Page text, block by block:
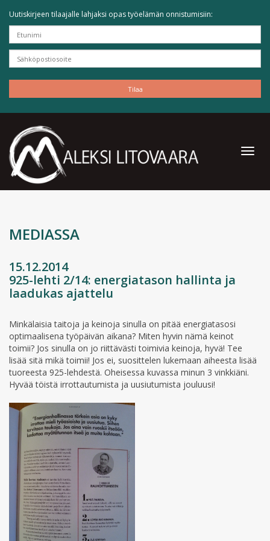
Uutiskirjeen tilaajalle lahjaksi opas työelämän onnistumisiin:
MEDIASSA
15.12.2014
925-lehti 2/14: energiatason hallinta ja
laadukas ajattelu
Minkälaisia taitoja ja keinoja sinulla on pitää energiatasosi
optimaalisena työpäivän aikana? Miten hyvin nämä keinot
toimii? Jos sinulla on jo riittävästi toimivia keinoja, hyvä! Tee
lisää sitä mikä toimii! Jos ei, suosittelen lukemaan aiheesta lisää
tuoreesta 925-lehdestä. Oheisessa kuvassa minun 3 vinkkiäni.
Hyvää töistä irrottautumista ja uusiutumista jouluusi!